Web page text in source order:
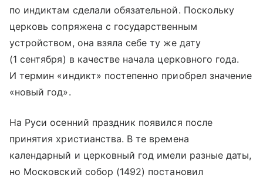
по индиктам сделали обязательной. Поскольку
церковь сопряжена с государственным
устройством, она взяла себе ту же дату
(1 сентября) в качестве начала церковного года.
И термин «индикт» постепенно приобрел значение
«новый год».
На Руси осенний праздник появился после
принятия христианства. В те времена
календарный и церковный год имели разные даты,
но Московский собор (1492) постановил